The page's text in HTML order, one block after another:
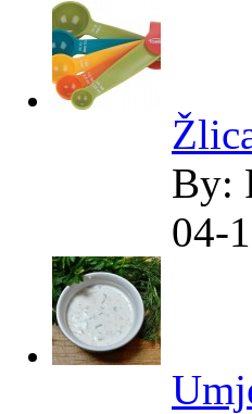
By:
04-